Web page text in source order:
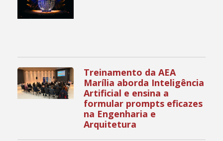
Treinamento da AEA
Marília aborda Inteligência
Artificial e ensina a
formular prompts eficazes
na Engenharia e
Arquitetura